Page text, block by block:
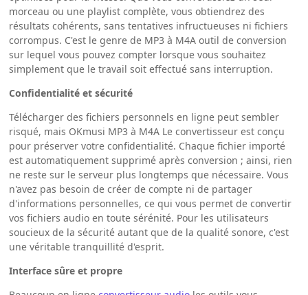
morceau ou une playlist complète, vous obtiendrez des
résultats cohérents, sans tentatives infructueuses ni fichiers
corrompus. C'est le genre de MP3 à M4A outil de conversion
sur lequel vous pouvez compter lorsque vous souhaitez
simplement que le travail soit effectué sans interruption.
Confidentialité et sécurité
Télécharger des fichiers personnels en ligne peut sembler
risqué, mais OKmusi MP3 à M4A Le convertisseur est conçu
pour préserver votre confidentialité. Chaque fichier importé
est automatiquement supprimé après conversion ; ainsi, rien
ne reste sur le serveur plus longtemps que nécessaire. Vous
n'avez pas besoin de créer de compte ni de partager
d'informations personnelles, ce qui vous permet de convertir
vos fichiers audio en toute sérénité. Pour les utilisateurs
soucieux de la sécurité autant que de la qualité sonore, c'est
une véritable tranquillité d'esprit.
Interface sûre et propre